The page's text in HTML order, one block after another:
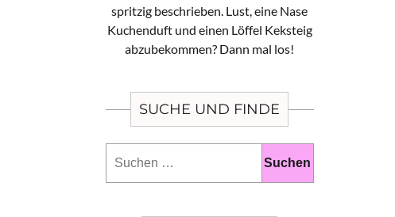
spritzig beschrieben. Lust, eine Nase
Kuchenduft und einen Löffel Keksteig
abzubekommen? Dann mal los!
SUCHE UND FINDE
nach: